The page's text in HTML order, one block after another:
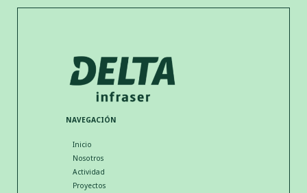
NAVEGACIÓN
Inicio
Nosotros
Actividad
Proyectos